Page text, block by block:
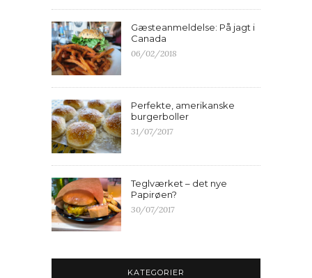
Gæsteanmeldelse: På jagt i
Canada
06/02/2018
Perfekte, amerikanske
burgerboller
31/07/2017
Teglværket – det nye
Papirøen?
30/07/2017
KATEGORIER